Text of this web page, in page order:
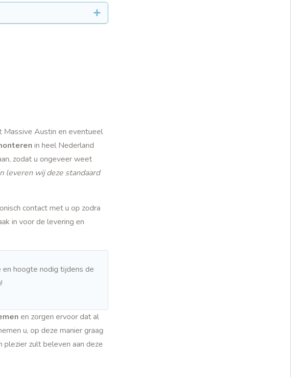
Massive Austin en eventueel
in heel Nederland
zodat u ongeveer weet
leveren wij deze standaard
contact met u op zodra
in voor de levering en
hoogte nodig tijdens de
en zorgen ervoor dat al
u, op deze manier graag
zult beleven aan deze